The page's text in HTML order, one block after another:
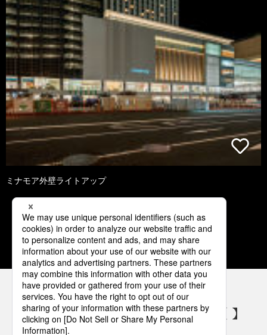
ミナモア外壁ライトアップ
1 2 3 4 5
パナソニックの電気設備 SNSアカウント